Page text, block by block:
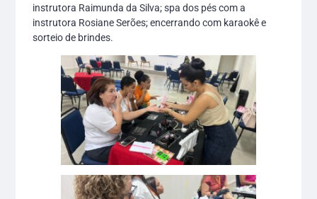
instrutora Raimunda da Silva; spa dos pés com a
instrutora Rosiane Serões; encerrando com karaokê e
sorteio de brindes.